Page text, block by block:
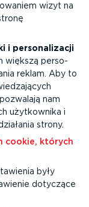
wizyt na
i perso­na­li­zacji
większą perso­
reklam. Aby to
nam
użytkownika i
strony.
cookie, których
były
dotyczące